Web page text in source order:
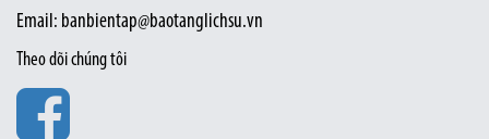
Email: banbientap@baotanglichsu.vn
Theo dõi chúng tôi